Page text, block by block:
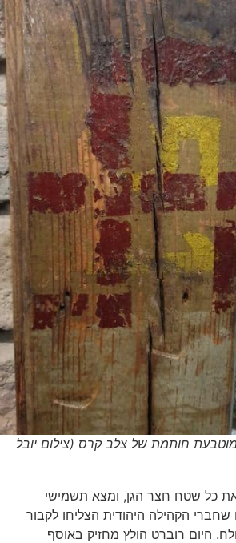
חותמת של צלב קרס (צילום יובל
כל שטח חצר הגן, ומצא תשמישי
הקהילה היהודית הצליחו לקבור
היום רוברט הולץ מחזיק באוסף